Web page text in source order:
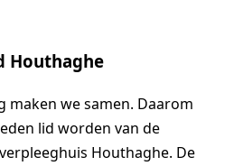
Houthaghe
maken we samen. Daarom
lid worden van de
Houthaghe. De